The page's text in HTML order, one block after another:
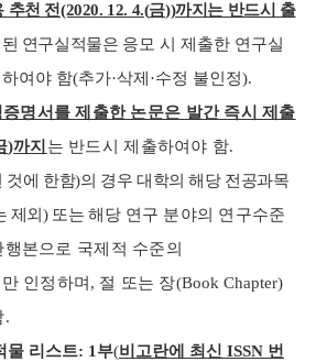
추천 전(2020. 12. 4.(금))까지는 반드시 출
연구실적물은 응모 시 제출한 연구실
여야 함(추가·삭제 ·수정 불인정).
명서를 제출한 논문은 발간 즉시 제출
)까지 는 반드시 제출하여야 함.
것에 한함)의 경우 대학의 해당 전공과목
제외) 또는 해당 연구 분야의 연구수준
본으로 국제적 수준의
정하며 , 절 또는 장(Book Chapter)
.
물 리스트: 1부(비고란에 최신 ISSN 번